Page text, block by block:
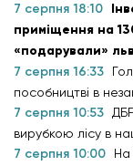
7 серпня 18:10
приміщення на
«подарували»
7 серпня 16:33
пособництві в
7 серпня 10:53
вирубкою лісу в
7 серпня 10:00
На